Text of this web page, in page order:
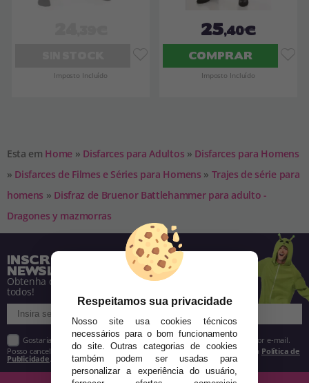
Imposto Incluído
25,40€
COMPRAR
Imposto Incluído
Esta em Home » Disfarces para Adultos » Disfarces para Homens
» Disfarces de Filmes e Séries para Homens » Trajes de série para
homens » Disfraz de Bruenor Battlehammer para adulto -
Dragones y mazmorras
INSCREVA-SE NA NOSSA
NEWSLETTER
Obtenha descontos e saiba de tudo antes de
todos!
Gostaria de receber descontos exclusivos, novidades e tendências por e-mail.
Posso cancelar a inscrição a qualquer momento, conforme estipulado na Política de
Publicidade
Respeitamos sua privacidade
Nosso site usa cookies técnicos
necessários para o bom funcionamento
do site. Outras categorias de cookies
também podem ser usadas para
personalizar a experiência do usuário,